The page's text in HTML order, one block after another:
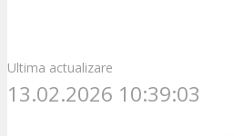
Ultima actualizare
13.02.2026 10:39:03